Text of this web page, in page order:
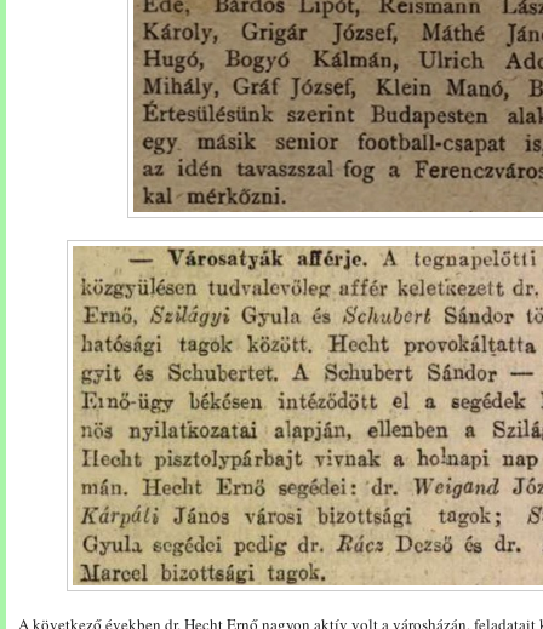
A következő években dr. Hecht Ernő nagyon aktív volt a városházán,